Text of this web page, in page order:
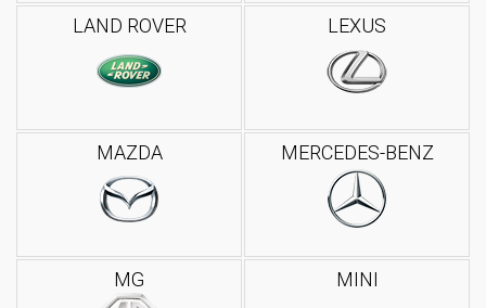
LAND ROVER LEXUS
MAZDA MERCEDES-BENZ
MG MINI